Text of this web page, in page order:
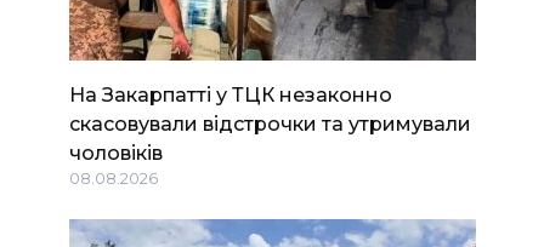
На Закарпатті у ТЦК незаконно
скасовували відстрочки та утримували
чоловіків
08.08.2026